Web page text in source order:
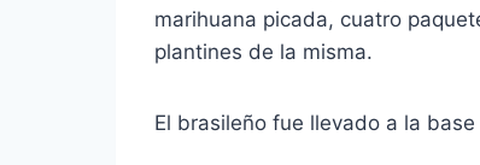
marihuana picada, cuatro
plantines de la misma.
El brasileño fue llevado a la